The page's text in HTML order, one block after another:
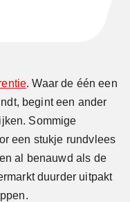
. Waar de één een
begint een ander
Sommige
een stukje rundvlees
al benauwd als de
duurder uitpakt